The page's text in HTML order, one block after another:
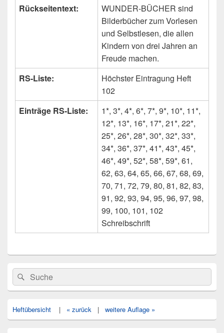
Rückseitentext:
WUNDER-BÜCHER sind
Bilderbücher zum Vorlesen
und Selbstlesen, die allen
Kindern von drei Jahren an
Freude machen.
RS-Liste:
Höchster Eintragung Heft
102
Einträge RS-Liste:
1*, 3*, 4*, 6*, 7*, 9*, 10*, 11*,
12*, 13*, 16*, 17*, 21*, 22*,
25*, 26*, 28*, 30*, 32*, 33*,
34*, 36*, 37*, 41*, 43*, 45*,
46*, 49*, 52*, 58*, 59*, 61,
62, 63, 64, 65, 66, 67, 68, 69,
70, 71, 72, 79, 80, 81, 82, 83,
91, 92, 93, 94, 95, 96, 97, 98,
99, 100, 101, 102
Schreibschrift
Primärer
Seitenleisten
Widget-
Bereich
Search
for:
Suche
Heftübersicht | « zurück | weitere Auflage »